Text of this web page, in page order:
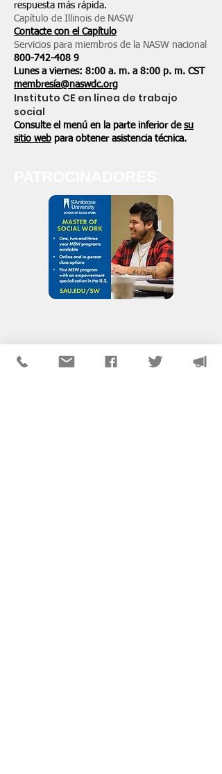
respuesta más rápida.
Capítulo de Illinois de NASW
Contacte con el Capítulo
Servicios para miembros de la NASW nacional
800-742-408 9
Lunes a viernes: 8:00 a. m. a 8:00 p. m. CST
membresía@naswdc.org
Instituto CE en línea de trabajo
social
Consulte el menú en la parte inferior de su
sitio web para obtener asistencia técnica.